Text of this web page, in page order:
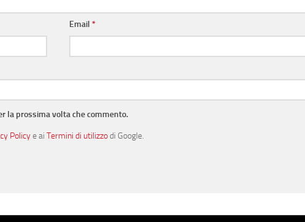
Email*
la prossima volta che commento.
Policye ai Termini di utilizzodi Google.